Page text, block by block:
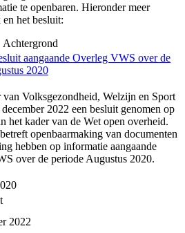
te openbaren. Hieronder meer
het besluit:
Achtergrond
aangaande Overleg VWS over de
2020
van Volksgezondheid, Welzijn en Sport
2022 een besluit genomen op
het kader van de Wet open overheid.
openbaarmaking van documenten
hebben op informatie aangaande
over de periode Augustus 2020.
2022